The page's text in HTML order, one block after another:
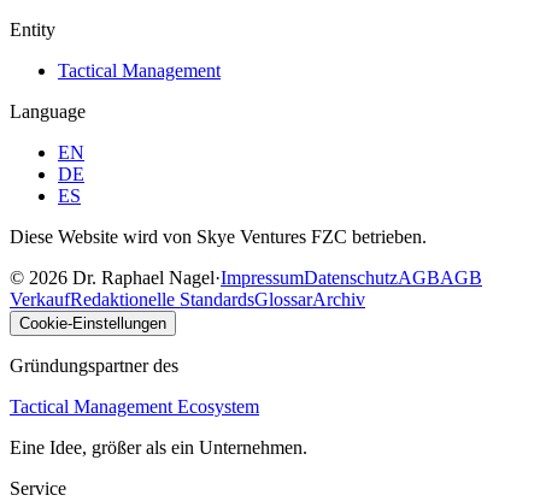
Entity
Tactical Management
Language
EN
DE
ES
Diese Website wird von Skye Ventures FZC betrieben.
© 2026 Dr. Raphael Nagel·ImpressumDatenschutzAGBAGB
VerkaufRedaktionelle StandardsGlossarArchiv
Cookie-Einstellungen
Gründungspartner des
Tactical Management Ecosystem
Eine Idee, größer als ein Unternehmen.
Service